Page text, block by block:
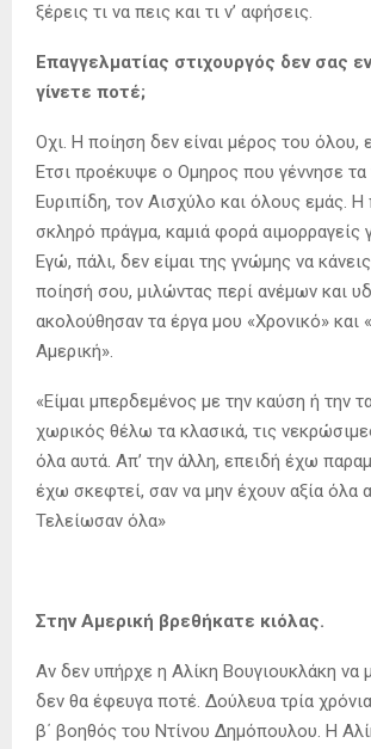
ξέρεις τι να πεις και τι ν’ αφήσεις.
Επαγγελματίας στιχουργός δεν σας
γίνετε ποτέ;
Οχι. Η ποίηση δεν είναι μέρος του όλου,
Ετσι προέκυψε ο Ομηρος που γέννησε τα
Ευριπίδη, τον Αισχύλο και όλους εμάς. Η
σκληρό πράγμα, καμιά φορά αιμορραγείς
Εγώ, πάλι, δεν είμαι της γνώμης να
ποίησή σου, μιλώντας περί ανέμων και
ακολούθησαν τα έργα μου «Χρονικό» και
Αμερική».
«Είμαι μπερδεμένος με την καύση ή την
χωρικός θέλω τα κλασικά, τις
όλα αυτά. Απ’ την άλλη, επειδή έχω
έχω σκεφτεί, σαν να μην έχουν αξία όλα
Τελείωσαν όλα»
Στην Αμερική βρεθήκατε κιόλας.
Αν δεν υπήρχε η Αλίκη Βουγιουκλάκη να
δεν θα έφευγα ποτέ. Δούλευα τρία
β΄ βοηθός του Ντίνου Δημόπουλου. Η